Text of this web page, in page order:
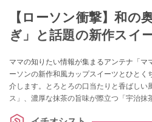
【ローソン衝撃】和の
ぎ」と話題の新作スイ
ママの知りたい情報が集まるアンテナ「マ
ーソンの新作和風カップスイーツとひとく
介します。とろとろの口当たりと香ばしい
ス」、濃厚な抹茶の旨味が際立つ「宇治抹